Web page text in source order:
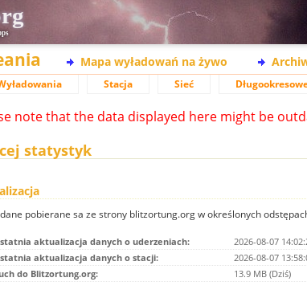
Mapa wyładowań na żywo
Stacja Sieć
note that the data displayed here might be
statystyk
pobierane sa ze strony blitzortung.org w określonych
aktualizacja danych o uderzeniach:
2026-08-07
aktualizacja danych o stacji:
2026-08-07
do Blitzortung.org:
13.9 MB (Dziś)